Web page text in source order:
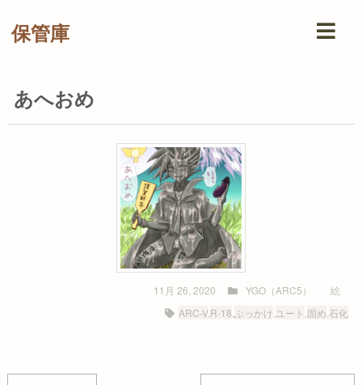
保管庫
あへおめ
11月 26, 2020 YGO（ARC5）
絵
ARC-V,R-18 ぶっかけ ユート 固め ,石化